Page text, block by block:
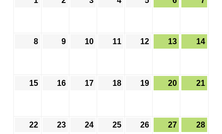
8 9 10 11 12 13 14
15 16 17 18 19 20 21
22 23 24 25 26 27 28